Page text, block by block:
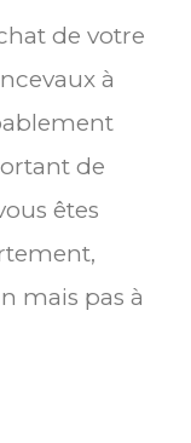
de votre
à
de
êtes
mais pas à